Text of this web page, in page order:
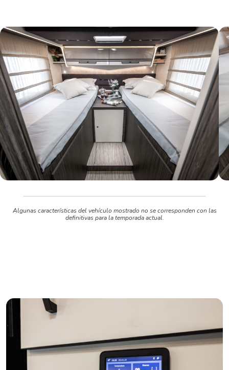
Algunas características del vehículo mostrado no se corresponden con las
definitivas para la temporada actual.